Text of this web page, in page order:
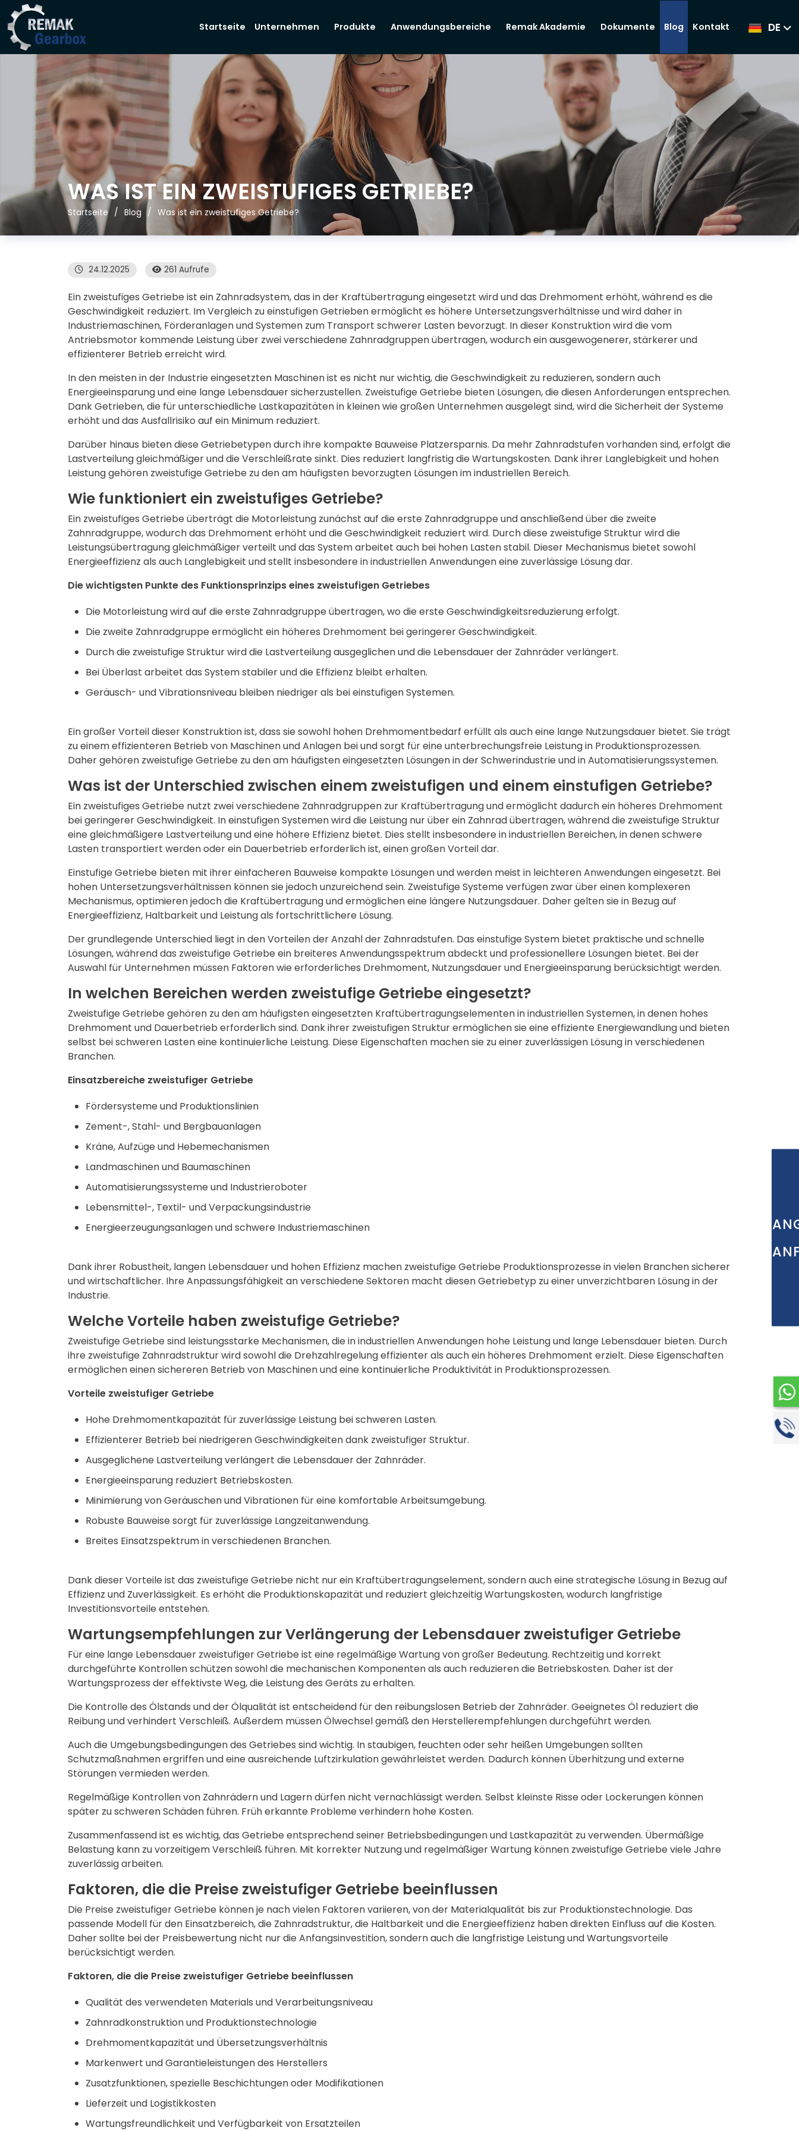
Startseite Unternehmen Produkte Anwendungsbereiche Remak Akademie Dokumente Blog Kontakt DE
WAS IST EIN ZWEISTUFIGES GETRIEBE?
Startseite Blog Was ist ein zweistufiges Getriebe?
24.12.2025 261 Aufrufe
Ein zweistufiges Getriebe ist ein Zahnradsystem, das in der Kraftübertragung eingesetzt wird und das Drehmoment erhöht, während es die
Geschwindigkeit reduziert. Im Vergleich zu einstufigen Getrieben ermöglicht es höhere Untersetzungsverhältnisse und wird daher in
Industriemaschinen, Förderanlagen und Systemen zum Transport schwerer Lasten bevorzugt. In dieser Konstruktion wird die vom
Antriebsmotor kommende Leistung über zwei verschiedene Zahnradgruppen übertragen, wodurch ein ausgewogenerer, stärkerer und
effizienterer Betrieb erreicht wird.
In den meisten in der Industrie eingesetzten Maschinen ist es nicht nur wichtig, die Geschwindigkeit zu reduzieren, sondern auch
Energieeinsparung und eine lange Lebensdauer sicherzustellen. Zweistufige Getriebe bieten Lösungen, die diesen Anforderungen entsprechen.
Dank Getrieben, die für unterschiedliche Lastkapazitäten in kleinen wie großen Unternehmen ausgelegt sind, wird die Sicherheit der Systeme
erhöht und das Ausfallrisiko auf ein Minimum reduziert.
Darüber hinaus bieten diese Getriebetypen durch ihre kompakte Bauweise Platzersparnis. Da mehr Zahnradstufen vorhanden sind, erfolgt die
Lastverteilung gleichmäßiger und die Verschleißrate sinkt. Dies reduziert langfristig die Wartungskosten. Dank ihrer Langlebigkeit und hohen
Leistung gehören zweistufige Getriebe zu den am häufigsten bevorzugten Lösungen im industriellen Bereich.
Wie funktioniert ein zweistufiges Getriebe?
Ein zweistufiges Getriebe überträgt die Motorleistung zunächst auf die erste Zahnradgruppe und anschließend über die zweite
Zahnradgruppe, wodurch das Drehmoment erhöht und die Geschwindigkeit reduziert wird. Durch diese zweistufige Struktur wird die
Leistungsübertragung gleichmäßiger verteilt und das System arbeitet auch bei hohen Lasten stabil. Dieser Mechanismus bietet sowohl
Energieeffizienz als auch Langlebigkeit und stellt insbesondere in industriellen Anwendungen eine zuverlässige Lösung dar.
Die wichtigsten Punkte des Funktionsprinzips eines zweistufigen Getriebes
Die Motorleistung wird auf die erste Zahnradgruppe übertragen, wo die erste Geschwindigkeitsreduzierung erfolgt.
Die zweite Zahnradgruppe ermöglicht ein höheres Drehmoment bei geringerer Geschwindigkeit.
Durch die zweistufige Struktur wird die Lastverteilung ausgeglichen und die Lebensdauer der Zahnräder verlängert.
Bei Überlast arbeitet das System stabiler und die Effizienz bleibt erhalten.
Geräusch- und Vibrationsniveau bleiben niedriger als bei einstufigen Systemen.
Ein großer Vorteil dieser Konstruktion ist, dass sie sowohl hohen Drehmomentbedarf erfüllt als auch eine lange Nutzungsdauer bietet. Sie trägt
zu einem effizienteren Betrieb von Maschinen und Anlagen bei und sorgt für eine unterbrechungsfreie Leistung in Produktionsprozessen.
Daher gehören zweistufige Getriebe zu den am häufigsten eingesetzten Lösungen in der Schwerindustrie und in Automatisierungssystemen.
Was ist der Unterschied zwischen einem zweistufigen und einem einstufigen Getriebe?
Ein zweistufiges Getriebe nutzt zwei verschiedene Zahnradgruppen zur Kraftübertragung und ermöglicht dadurch ein höheres Drehmoment
bei geringerer Geschwindigkeit. In einstufigen Systemen wird die Leistung nur über ein Zahnrad übertragen, während die zweistufige Struktur
eine gleichmäßigere Lastverteilung und eine höhere Effizienz bietet. Dies stellt insbesondere in industriellen Bereichen, in denen schwere
Lasten transportiert werden oder ein Dauerbetrieb erforderlich ist, einen großen Vorteil dar.
Einstufige Getriebe bieten mit ihrer einfacheren Bauweise kompakte Lösungenund werden meist in leichteren Anwendungen eingesetzt. Bei
hohen Untersetzungsverhältnissen können sie jedoch unzureichend sein. Zweistufige Systeme verfügen zwar über einen komplexeren
Mechanismus, optimieren jedoch die Kraftübertragung und ermöglichen eine längere Nutzungsdauer. Daher gelten sie in Bezug auf
Energieeffizienz, Haltbarkeit und Leistung als fortschrittlichere Lösung.
Der grundlegende Unterschied liegt in den Vorteilen der Anzahl der Zahnradstufen. Das einstufige System bietet praktische und schnelle
Lösungen, während das zweistufige Getriebe ein breiteres Anwendungsspektrum abdeckt und professionellere Lösungen bietet. Bei der
Auswahl für Unternehmen müssen Faktoren wie erforderliches Drehmoment, Nutzungsdauer und Energieeinsparung berücksichtigt werden.
In welchen Bereichen werden zweistufige Getriebe eingesetzt?
Zweistufige Getriebe gehören zu den am häufigsten eingesetzten Kraftübertragungselementen in industriellen Systemen, in denen hohes
Drehmoment und Dauerbetrieb erforderlich sind. Dank ihrer zweistufigen Struktur ermöglichen sie eine effiziente Energiewandlung und bieten
selbst bei schweren Lasten eine kontinuierliche Leistung. Diese Eigenschaften machen sie zu einer zuverlässigen Lösung in verschiedenen
Branchen.
Einsatzbereiche zweistufiger Getriebe
Fördersysteme und Produktionslinien
Zement-, Stahl- und Bergbauanlagen
Kräne, Aufzüge und Hebemechanismen
Landmaschinen und Baumaschinen
Automatisierungssysteme und Industrieroboter
Lebensmittel-, Textil- und Verpackungsindustrie
Energieerzeugungsanlagen und schwere Industriemaschinen
Dank ihrer Robustheit, langen Lebensdauer und hohen Effizienz machen zweistufige Getriebe Produktionsprozesse in vielen Branchen sicherer
und wirtschaftlicher. Ihre Anpassungsfähigkeit an verschiedene Sektoren macht diesen Getriebetyp zu einer unverzichtbaren Lösung in der
Industrie.
Welche Vorteile haben zweistufige Getriebe?
Zweistufige Getriebe sind leistungsstarke Mechanismen, die in industriellen Anwendungen hohe Leistung und lange Lebensdauer bieten. Durch
ihre zweistufige Zahnradstruktur wird sowohl die Drehzahlregelung effizienter als auch ein höheres Drehmoment erzielt. Diese Eigenschaften
ermöglichen einen sichereren Betrieb von Maschinen und eine kontinuierliche Produktivität in Produktionsprozessen.
Vorteile zweistufiger Getriebe
Hohe Drehmomentkapazität für zuverlässige Leistung bei schweren Lasten.
Effizienterer Betrieb bei niedrigeren Geschwindigkeiten dank zweistufiger Struktur.
Ausgeglichene Lastverteilung verlängert die Lebensdauer der Zahnräder.
Energieeinsparung reduziert Betriebskosten.
Minimierung von Geräuschen und Vibrationen für eine komfortable Arbeitsumgebung.
Robuste Bauweise sorgt für zuverlässige Langzeitanwendung.
Breites Einsatzspektrum in verschiedenen Branchen.
Dank dieser Vorteile ist das zweistufige Getriebe nicht nur ein Kraftübertragungselement, sondern auch eine strategische Lösung in Bezug auf
Effizienz und Zuverlässigkeit. Es erhöht die Produktionskapazität und reduziert gleichzeitig Wartungskosten, wodurch langfristige
Investitionsvorteile entstehen.
Wartungsempfehlungen zur Verlängerung der Lebensdauer zweistufiger Getriebe
Für eine lange Lebensdauer zweistufiger Getriebe ist eine regelmäßige Wartung von großer Bedeutung. Rechtzeitig und korrekt
durchgeführte Kontrollen schützen sowohl die mechanischen Komponenten als auch reduzieren die Betriebskosten. Daher ist der
Wartungsprozess der effektivste Weg, die Leistung des Geräts zu erhalten.
Die Kontrolle des Ölstands und der Ölqualität ist entscheidend für den reibungslosen Betrieb der Zahnräder. Geeignetes Öl reduziert die
Reibung und verhindert Verschleiß. Außerdem müssen Ölwechsel gemäß den Herstellerempfehlungen durchgeführt werden.
Auch die Umgebungsbedingungen des Getriebes sind wichtig. In staubigen, feuchten oder sehr heißen Umgebungen sollten
Schutzmaßnahmen ergriffen und eine ausreichende Luftzirkulation gewährleistet werden. Dadurch können Überhitzung und externe
Störungen vermieden werden.
Regelmäßige Kontrollen von Zahnrädern und Lagern dürfen nicht vernachlässigt werden. Selbst kleinste Risse oder Lockerungen können
später zu schweren Schäden führen. Früh erkannte Probleme verhindern hohe Kosten.
Zusammenfassend ist es wichtig, das Getriebe entsprechend seiner Betriebsbedingungen und Lastkapazität zu verwenden. Übermäßige
Belastung kann zu vorzeitigem Verschleiß führen. Mit korrekter Nutzung und regelmäßiger Wartung können zweistufige Getriebe viele Jahre
zuverlässig arbeiten.
Faktoren, die die Preise zweistufiger Getriebe beeinflussen
Die Preise zweistufiger Getriebe können je nach vielen Faktoren variieren, von der Materialqualität bis zur Produktionstechnologie. Das
passende Modell für den Einsatzbereich, die Zahnradstruktur, die Haltbarkeit und die Energieeffizienz haben direkten Einfluss auf die Kosten.
Daher sollte bei der Preisbewertung nicht nur die Anfangsinvestition, sondern auch die langfristige Leistung und Wartungsvorteile
berücksichtigt werden.
Faktoren, die die Preise zweistufiger Getriebe beeinflussen
Qualität des verwendeten Materials und Verarbeitungsniveau
Zahnradkonstruktion und Produktionstechnologie
Drehmomentkapazität und Übersetzungsverhältnis
Markenwert und Garantieleistungen des Herstellers
Zusatzfunktionen, spezielle Beschichtungen oder Modifikationen
Lieferzeit und Logistikkosten
Wartungsfreundlichkeit und Verfügbarkeit von Ersatzteilen